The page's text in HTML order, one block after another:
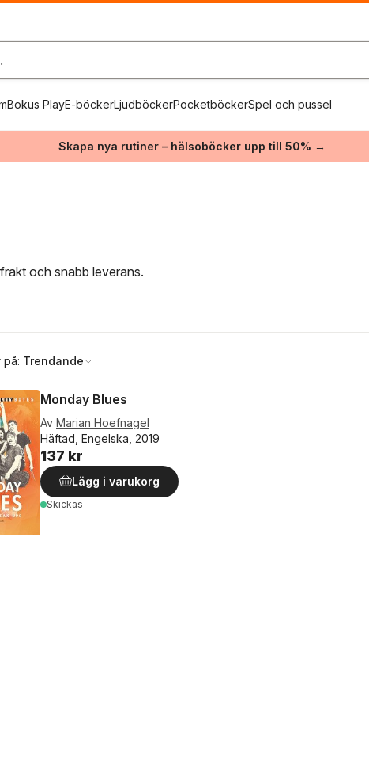
Bokus PlayE-böckerLjudböckerPocketböckerSpel och pussel
Skapa nya rutiner – hälsoböcker upp till 50% →
och snabb leverans.
på: Trendande
Monday Blues
Av Marian Hoefnagel
Häftad, Engelska, 2019
137 kr
Lägg i varukorg
Skickas